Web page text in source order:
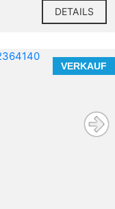
DETAILS
VERKAUF